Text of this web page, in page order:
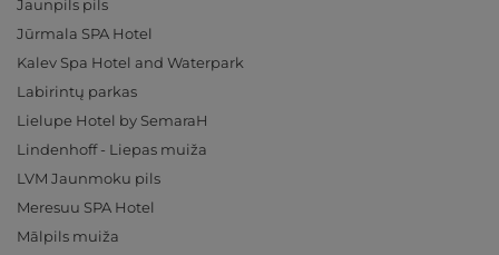
Jaunpils pils
Jūrmala SPA Hotel
Kalev Spa Hotel and Waterpark
Labirintų parkas
Lielupe Hotel by SemaraH
Lindenhoff - Liepas muiža
LVM Jaunmoku pils
Meresuu SPA Hotel
Mālpils muiža